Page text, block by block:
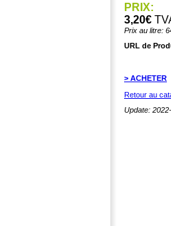
PRIX:
3,20€
Prix au litre:
URL de
> ACHETER
Retour au
Update: